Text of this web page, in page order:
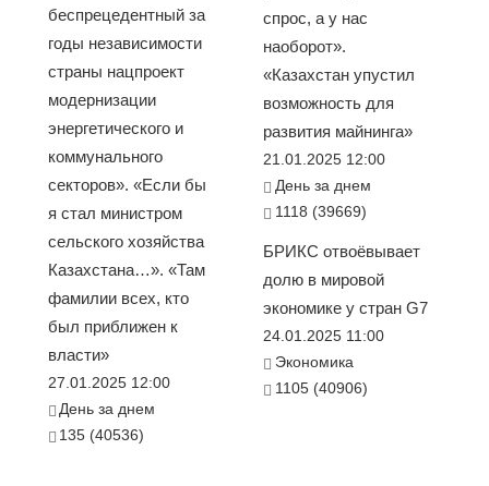
беспрецедентный за
годы независимости
страны нацпроект
модернизации
энергетического и
коммунального
секторов». «Если бы
я стал министром
сельского хозяйства
Казахстана…». «Там
фамилии всех, кто
был приближен к
власти»
27.01.2025 12:00
День за днем
135 (40536)
спрос, а у нас
наоборот».
«Казахстан упустил
возможность для
развития майнинга»
21.01.2025 12:00
День за днем
1118 (39669)
БРИКС отвоёвывает
долю в мировой
экономике у стран G7
24.01.2025 11:00
Экономика
1105 (40906)